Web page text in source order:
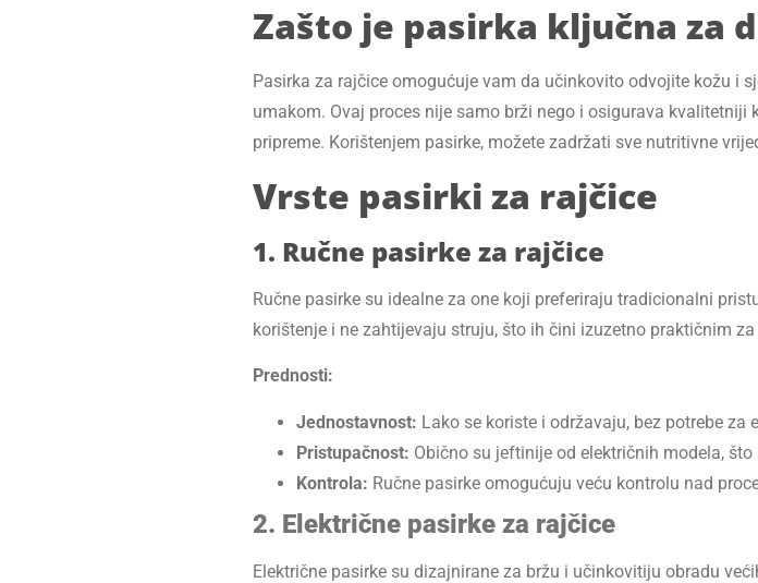
Zašto je pasirka ključna za
Pasirka za rajčice omogućuje vam da učinkovito odvojite kožu i
umakom. Ovaj proces nije samo brži nego i osigurava
pripreme. Korištenjem pasirke, možete zadržati sve nutritivne
Vrste pasirki za rajčice
1. Ručne pasirke za rajčice
Ručne pasirke su idealne za one koji preferiraju tradicionalni
korištenje i ne zahtijevaju struju, što ih čini izuzetno praktičnim
Prednosti:
Jednostavnost: Lako se koriste i održavaju, bez potrebe za
Pristupačnost: Obično su jeftinije od električnih modela,
Kontrola: Ručne pasirke omogućuju veću kontrolu nad
2. Električne pasirke za rajčice
Električne pasirke su dizajnirane za bržu i učinkovitiju obradu